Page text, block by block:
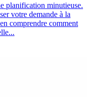
planification minutieuse.
votre demande à la
comprendre comment